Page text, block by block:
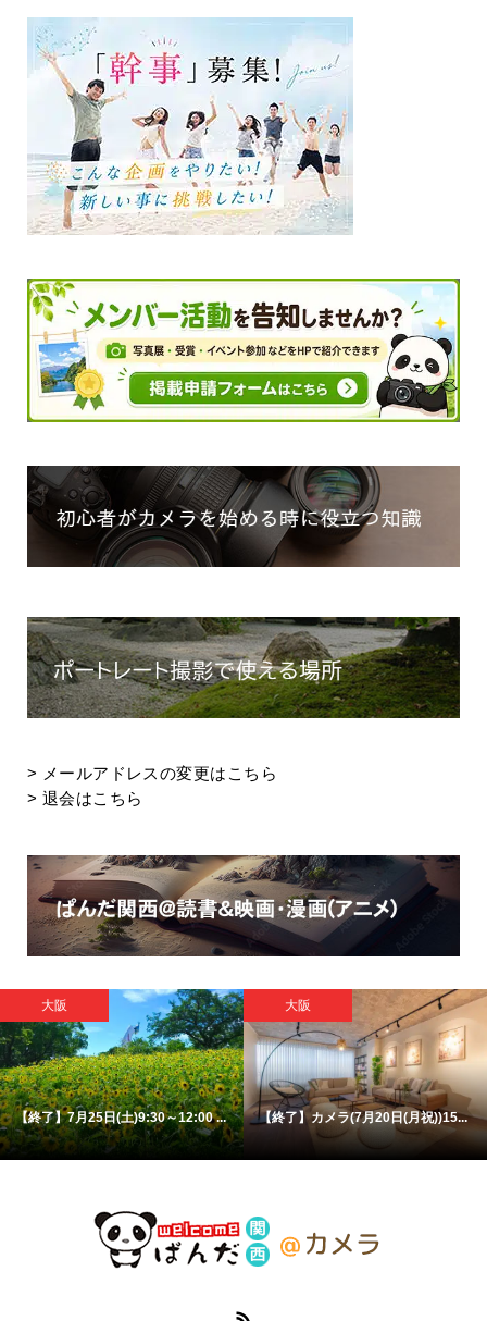
> メールアドレスの変更はこちら
> 退会はこちら
大阪
【終了】7月25日(土)9:30～12:00 ...
大阪
【終了】カメラ(7月20日(月祝))15...